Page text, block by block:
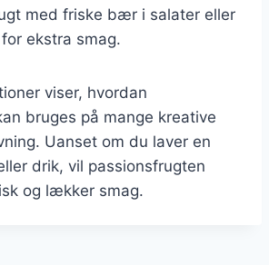
med friske bær i salater eller
ekstra smag.
viser, hvordan
bruges på mange kreative
Uanset om du laver en
drik, vil passionsfrugten
og lækker smag.